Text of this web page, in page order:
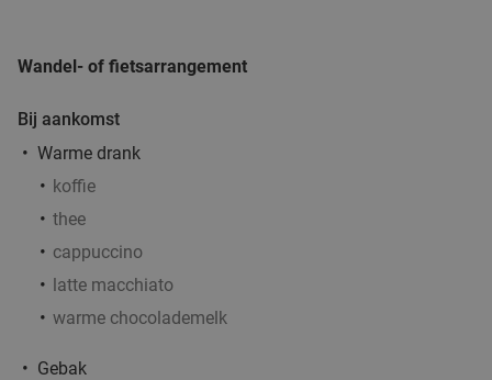
Wandel- of fietsarrangement
Bij aankomst
Warme drank
koffie
thee
cappuccino
latte macchiato
warme chocolademelk
Gebak